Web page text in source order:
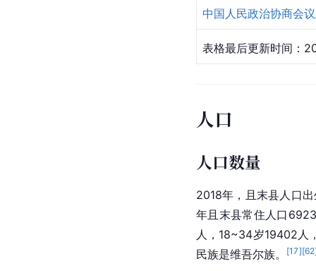
中国人民政治协商会议
表格最后更新时间：
人口
人口数量
2018年，且末县人口
年且末县常住人口
人，18~34岁19402人
民族是维吾尔族。
[17][62